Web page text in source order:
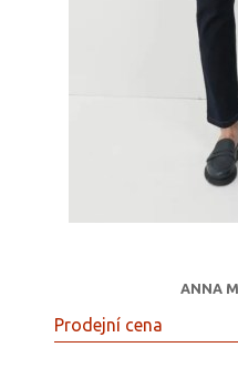
ANNA
Prodejní cena